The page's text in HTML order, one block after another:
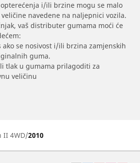
i/ili brzine mogu se malo
navedene na naljepnici vozila.
vaš distributer gumama moći će
ako se nosivost i/ili brzina zamjenskih
guma.
tlak u gumama prilagoditi za
veličinu
II 4WD 2010